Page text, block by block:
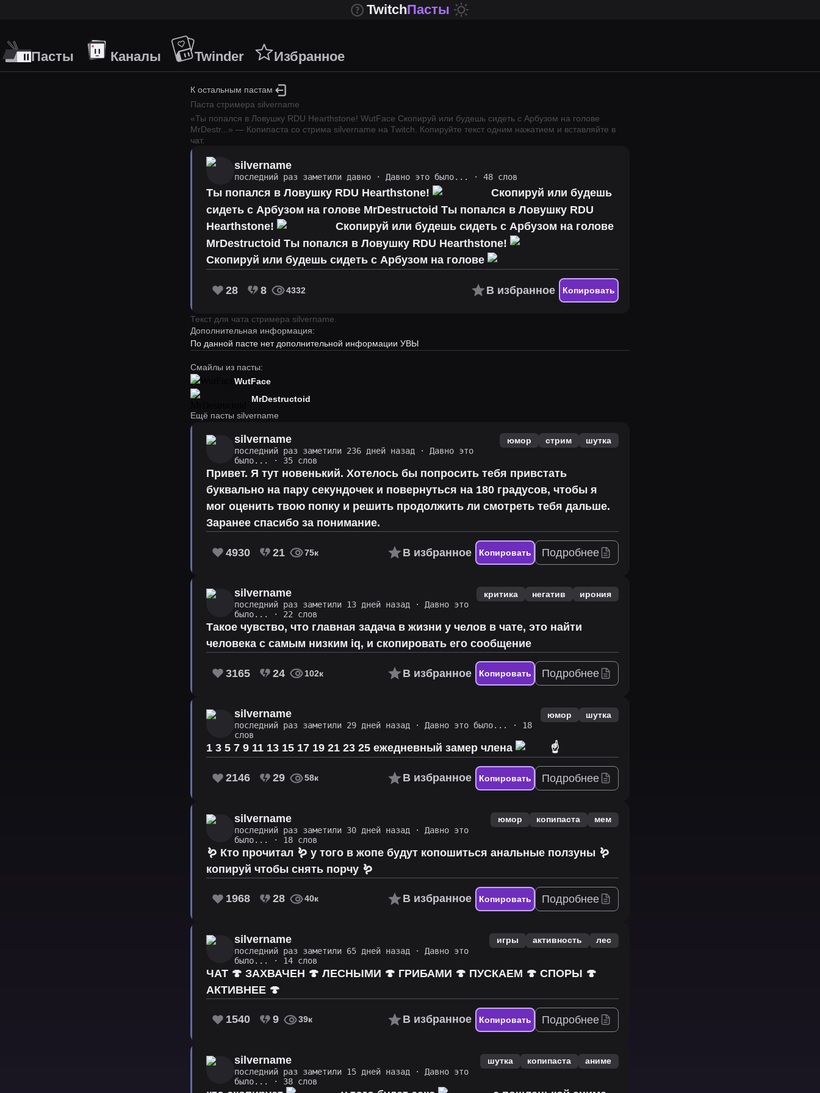
TwitchПасты
Пасты Каналы Twinder Избранное
К остальным пастам
Паста стримера silvername
«Ты попался в Ловушку RDU Hearthstone! WutFace Скопируй или будешь сидеть с Арбузом на голове
MrDestr... » — Копипаста со стрима silvername на Twitch.
Копируйте текст одним нажатием и вставляйте в
чат.
silvername
последний раз заметили давно · Давно это было... · 48 слов
Ты попался в Ловушку RDU Hearthstone!
Скопируй или будешь
сидеть с Арбузом на голове MrDestructoid Ты попался в Ловушку RDU
Hearthstone!
Скопируй или будешь сидеть с Арбузом на голове
MrDestructoid Ты попался в Ловушку RDU Hearthstone!
Скопируй или будешь сидеть с Арбузом на голове
28 8 4332 В избранное Копировать
Текст для чата стримера silvername
Дополнительная информация:
По данной пасте нет дополнительной информации УВЫ
Смайлы из пасты:
WutFace
MrDestructoid
Ещё пасты silvername
silvername
последний раз заметили 236 дней назад ·
Давно это
было...
· 35 слов
юмор стрим шутка
Привет. Я тут новенький. Хотелось бы попросить тебя привстать
буквально на пару секундочек и повернуться на 180 градусов, чтобы я
мог оценить твою попку и решить продолжить ли смотреть тебя дальше.
Заранее спасибо за понимание.
4930 21 75к В избранное Копировать Подробнее
silvername
последний раз заметили 13 дней назад ·
Давно это
было...
· 22 слов
критика негатив ирония
Такое чувство, что главная задача в жизни у челов в чате, это найти
человека с самым низким iq, и скопировать его сообщение
3165 24 102к В избранное Копировать Подробнее
silvername
последний раз заметили 29 дней назад · Давно это было...
· 18
слов
юмор шутка
1 3 5 7 9 11 13 15 17 19 21 23 25 ежедневный замер члена ☝️
2146 29 58к В избранное Копировать Подробнее
silvername
последний раз заметили 30 дней назад ·
Давно это
было...
· 18 слов
юмор копипаста мем
🪱 Кто прочитал 🪱 у того в жопе будут копошиться анальные ползуны 🪱
копируй чтобы снять порчу 🪱
1968 28 40к В избранное Копировать Подробнее
silvername
последний раз заметили 65 дней назад ·
Давно это
было...
· 14 слов
игры активность лес
ЧАТ 🍄 ЗАХВАЧЕН 🍄 ЛЕСНЫМИ 🍄 ГРИБАМИ 🍄 ПУСКАЕМ 🍄 СПОРЫ 🍄
АКТИВНЕЕ 🍄
1540 9 39к В избранное Копировать Подробнее
silvername
последний раз заметили 15 дней назад ·
Давно это
было...
· 38 слов
шутка копипаста аниме